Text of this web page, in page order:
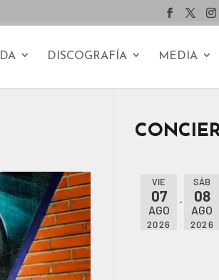
DISCOGRAFÍA MEDIA
VIE
07
AGO
2026
SÁB
08
AGO
2026